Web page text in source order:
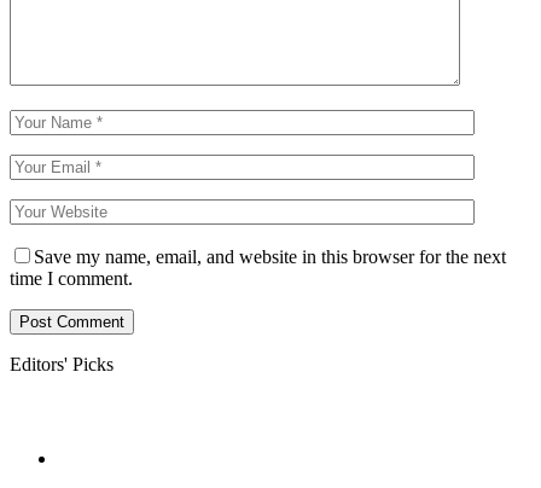
Save my name, email, and website in this browser for the next
time I comment.
Editors' Picks